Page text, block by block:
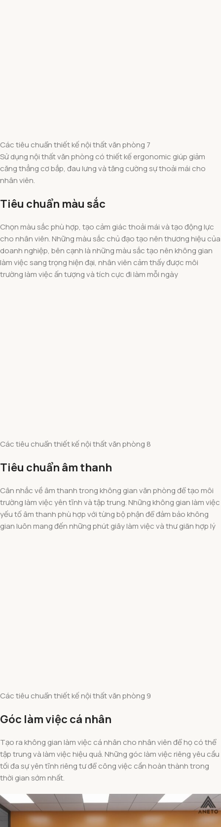
Các tiêu chuẩn thiết kế nội thất văn phòng 7
Sử dụng nội thất văn phòng có thiết kế ergonomic giúp giảm
căng thẳng cơ bắp, đau lưng và tăng cường sự thoải mái cho
nhân viên.
Tiêu chuẩn màu sắc
Chọn màu sắc phù hợp, tạo cảm giác thoải mái và tạo động lực
cho nhân viên. Những màu sắc chủ đạo tạo nên thương hiệu của
doanh nghiệp, bên cạnh là những màu sắc tạo nên không gian
làm việc sang trọng hiện đại, nhân viên cảm thấy được môi
trường làm việc ấn tượng và tích cực đi làm mỗi ngày
Các tiêu chuẩn thiết kế nội thất văn phòng 8
Tiêu chuẩn âm thanh
Cân nhắc về âm thanh trong không gian văn phòng để tạo môi
trường làm việc yên tĩnh và tập trung. Những không gian làm việc
yếu tố âm thanh phù hợp với từng bộ phận để đảm bảo không
gian luôn mang đến những phút giây làm việc và thư giãn hợp lý
Các tiêu chuẩn thiết kế nội thất văn phòng 9
Góc làm việc cá nhân
Tạo ra không gian làm việc cá nhân cho nhân viên để họ có thể
tập trung và làm việc hiệu quả. Những góc làm việc riêng yêu cầu
tối đa sự yên tĩnh riêng tư để công việc cần hoàn thành trong
thời gian sớm nhất.